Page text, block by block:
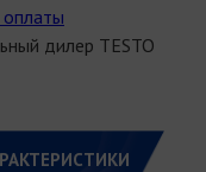
дилер TESTO